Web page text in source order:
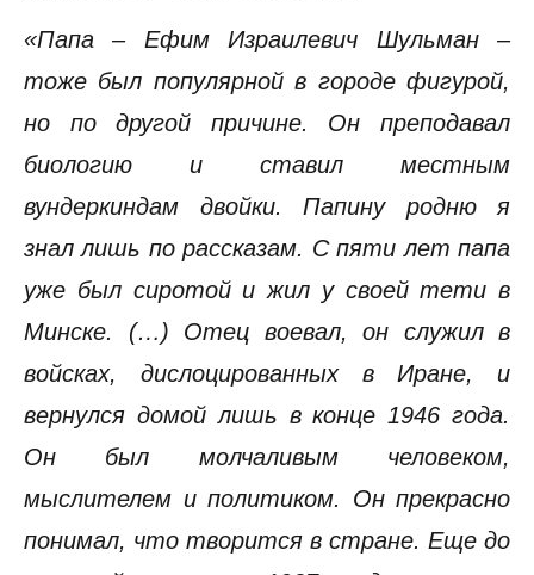
«Папа – Ефим Израилевич Шульман –
тоже был популярной в городе фигурой,
но по другой причине. Он преподавал
биологию и ставил местным
вундеркиндам двойки. Папину родню я
знал лишь по рассказам. С пяти лет папа
уже был сиротой и жил у своей тети в
Минске. (…) Отец воевал, он служил в
войсках, дислоцированных в Иране, и
вернулся домой лишь в конце 1946 года.
Он был молчаливым человеком,
мыслителем и политиком. Он прекрасно
понимал, что творится в стране. Еще до